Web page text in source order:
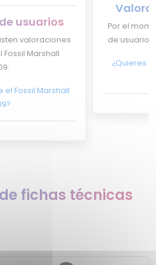
usuarios
valoraciones
Marshall
el Fossil Marshall
Por el
de usuarios
¿Quieres
fichas técnicas